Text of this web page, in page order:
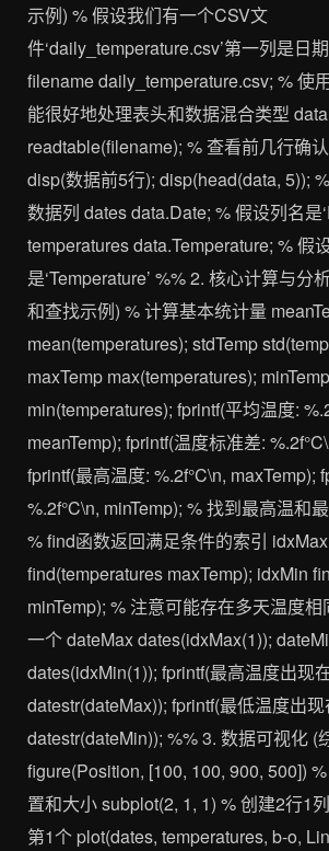
示例) % 假设我们有一个CSV文
件‘daily_temperature.csv’第一列是日
filename daily_temperature.csv; % 使
能很好地处理表头和数据混合类型 data
readtable(filename); % 查看前几行确
disp(数据前5行); disp(head(data, 5));
数据列 dates data.Date; % 假设列名是
temperatures data.Temperature; % 假
是‘Temperature’ %% 2. 核心计算与分
和查找示例) % 计算基本统计量
mean(temperatures); stdTemp
maxTemp max(temperatures); minTemp
min(temperatures); fprintf(平均温度:
meanTemp); fprintf(温度标准差:
fprintf(最高温度: %.2f°C\n, maxTemp);
%.2f°C\n, minTemp); % 找到最高温和
% find函数返回满足条件的索引 idxMax
find(temperatures maxTemp); idxMin
minTemp); % 注意可能存在多天温度
一个 dateMax dates(idxMax(1));
dates(idxMin(1)); fprintf(最高温度出现
datestr(dateMax)); fprintf(最低温度出现
datestr(dateMin)); %% 3. 数据可视化 (
figure(Position, [100, 100, 900, 500])
置和大小 subplot(2, 1, 1) % 创建2行1
第1个 plot(dates, temperatures, b-o,